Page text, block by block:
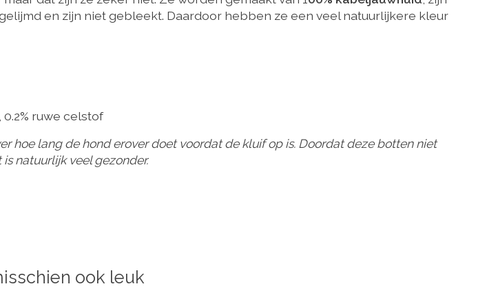
en zijn niet gebleekt. Daardoor hebben ze een veel natuurlijkere kleur
0.2% ruwe celstof
hoe lang de hond erover doet voordat de kluif op is. Doordat deze botten niet
natuurlijk veel gezonder.
ook leuk